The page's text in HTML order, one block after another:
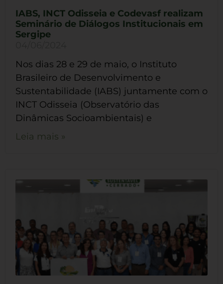
IABS, INCT Odisseia e Codevasf realizam
Seminário de Diálogos Institucionais em
Sergipe
Nos dias 28 e 29 de maio, o Instituto
Brasileiro de Desenvolvimento e
Sustentabilidade (IABS) juntamente com o
INCT Odisseia (Observatório das
Dinâmicas Socioambientais) e
Leia mais »